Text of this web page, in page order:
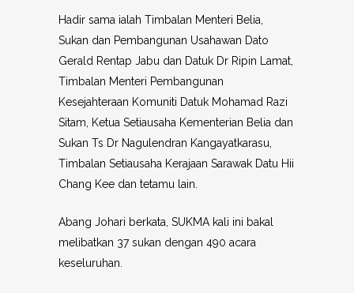
Hadir sama ialah Timbalan Menteri Belia,
Sukan dan Pembangunan Usahawan Dato
Gerald Rentap Jabu dan Datuk Dr Ripin Lamat,
Timbalan Menteri Pembangunan
Kesejahteraan Komuniti Datuk Mohamad Razi
Sitam, Ketua Setiausaha Kementerian Belia dan
Sukan Ts Dr Nagulendran Kangayatkarasu,
Timbalan Setiausaha Kerajaan Sarawak Datu Hii
Chang Kee dan tetamu lain.
Abang Johari berkata, SUKMA kali ini bakal
melibatkan 37 sukan dengan 490 acara
keseluruhan.